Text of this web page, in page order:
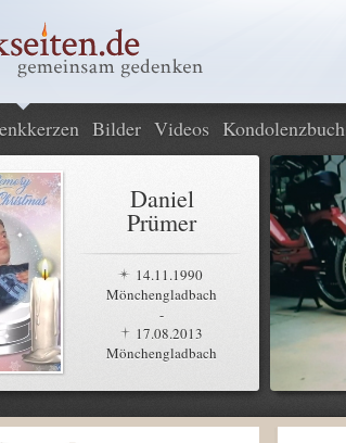
Bilder Videos Kondolenzbuch
Daniel
Prümer
14.11.1990
Mönchengladbach
-
17.08.2013
Mönchengladbach